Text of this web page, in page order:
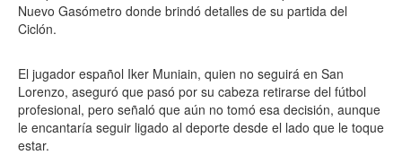
Nuevo Gasómetro donde brindó detalles de su partida del
Ciclón.
El jugador español Iker Muniain, quien no seguirá en San
Lorenzo, aseguró que pasó por su cabeza retirarse del fútbol
profesional, pero señaló que aún no tomó esa decisión, aunque
le encantaría seguir ligado al deporte desde el lado que le toque
estar.